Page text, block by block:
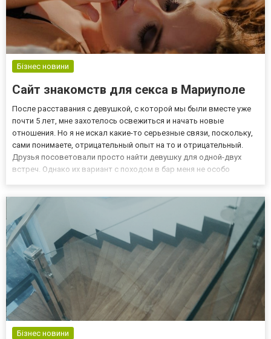
Бізнес новини
Сайт знакомств для секса в Мариуполе
После расставания с девушкой, с которой мы были вместе уже
почти 5 лет, мне захотелось освежиться и начать новые
отношения. Но я не искал какие-то серьезные связи, поскольку,
сами понимаете, отрицательный опыт на то и отрицательный.
Друзья посоветовали просто найти девушку для одной-двух
встреч. Однако их вариант с походом в бар меня не особо
Бізнес новини